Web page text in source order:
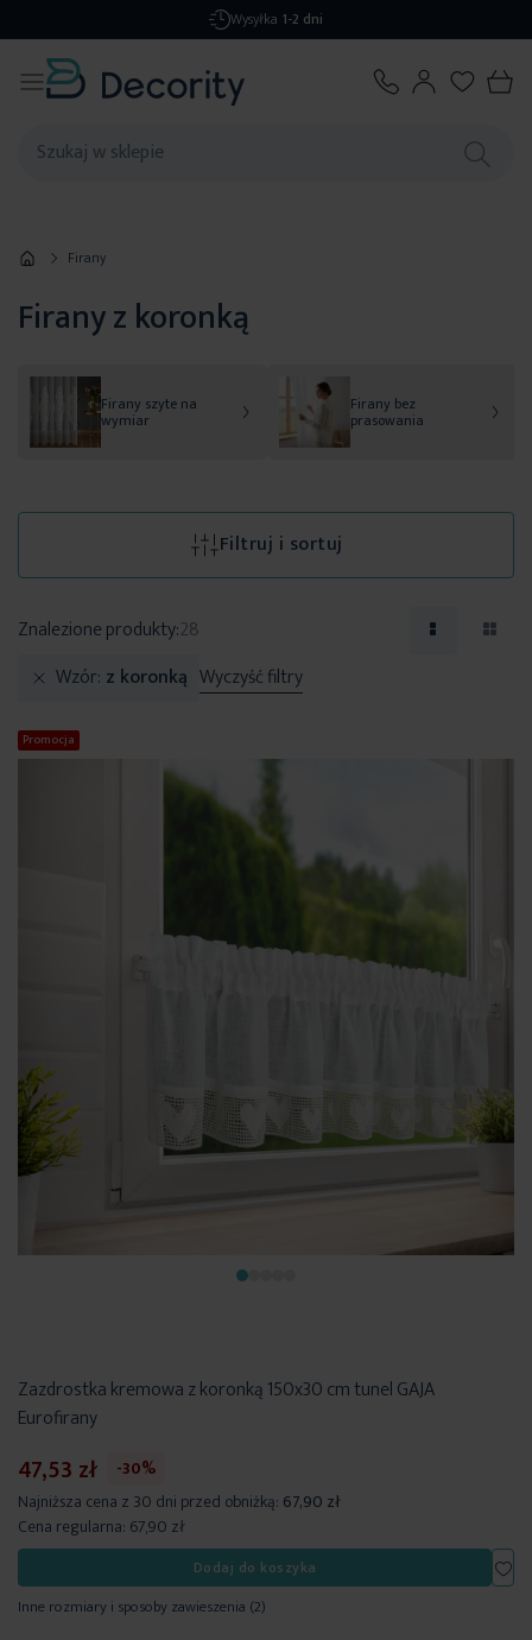
Darmowa dostawaod 299,99 zł
Firany
Firany z koronką
Firany szyte na
wymiar
Firany bez
prasowania
Filtruj i sortuj
Znalezione produkty:28
Wzór z koronką Wyczyść filtry
Promocja
Zazdrostka kremowa z koronką 150x30 cm tunel GAJA
Eurofirany
47,53 zł
-30%
Najniższa cena z 30 dni przed obniżką: 67,90 zł
Cena regularna: 67,90 zł
Dodaj do koszyka
Inne rozmiary i sposoby zawieszenia (2)